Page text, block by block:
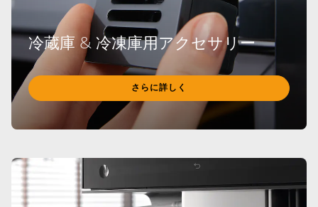
冷蔵庫 & 冷凍庫用アクセサリー
さらに詳しく